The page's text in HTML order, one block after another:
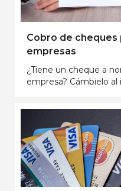
Cobro de cheques
empresas
¿Tiene un cheque a
empresa? Cámbielo al